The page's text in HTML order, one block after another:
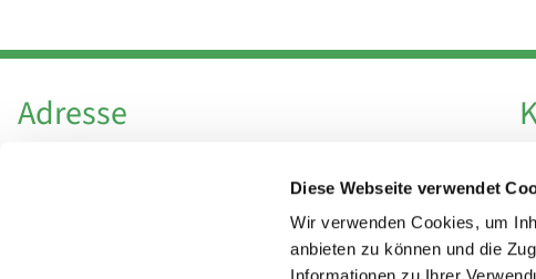
Diese Webseite verwendet
Wir verwenden Cookies, um
anbieten zu können und die
Adresse
Hl. Theresa von Avila Berlin Nordost
Leitender Pfarrer - Norbert Pomplun